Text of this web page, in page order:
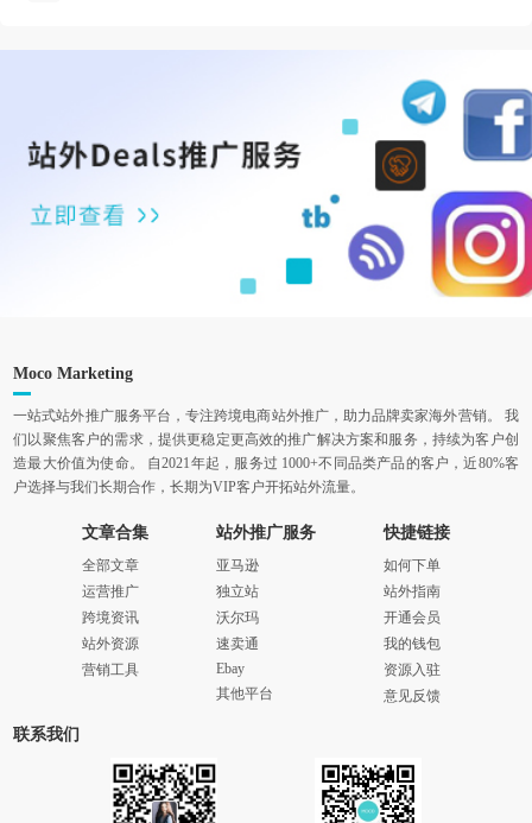
Moco Marketing
一站式站外推广服务平台，专注跨境电商站外推广，助力品牌卖家海外营销。 我
们以聚焦客户的需求，提供更稳定更高效的推广解决方案和服务，持续为客户创
造最大价值为使命。 自2021年起，服务过 1000+不同品类产品的客户，近80%客
户选择与我们长期合作，长期为VIP客户开拓站外流量。
文章合集
全部文章
运营推广
跨境资讯
站外资源
营销工具
站外推广服务
亚马逊
独立站
沃尔玛
速卖通
Ebay
其他平台
快捷链接
如何下单
站外指南
开通会员
我的钱包
资源入驻
意见反馈
联系我们